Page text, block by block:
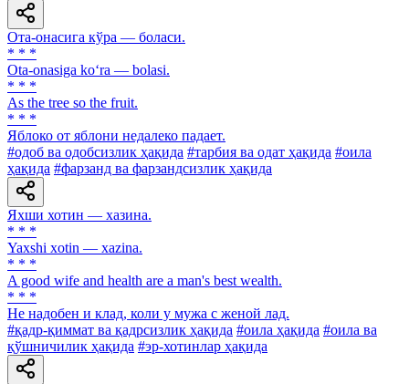
Ота-онасига кўра — боласи.
* * *
Ota-onasiga ko‘ra — bolasi.
* * *
As the tree so the fruit.
* * *
Яблоко от яблони недалеко падает.
#одоб ва одобсизлик ҳақида #тарбия ва одат ҳақида #оила
ҳақида #фарзанд ва фарзандсизлик ҳақида
Яхши хотин — хазина.
* * *
Yaxshi xotin — xazina.
* * *
A good wife and health are a man's best wealth.
* * *
He надобен и клад, коли у мужа с женой лад.
#қадр-қиммат ва қадрсизлик ҳақида #оила ҳақида #оила ва
қўшничилик ҳақида #эр-хотинлар ҳақида